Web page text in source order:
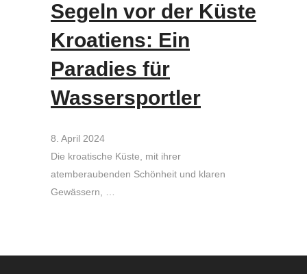
Segeln vor der Küste
Kroatiens: Ein
Paradies für
Wassersportler
8. April 2024
Die kroatische Küste, mit ihrer
atemberaubenden Schönheit und klaren
Gewässern, …